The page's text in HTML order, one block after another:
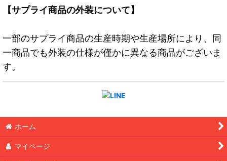
【サプライ商品の外装について】
一部のサプライ商品の生産時期や生産場所により、同
一商品でも外装の仕様が僅かに異なる商品がございま
す。
ホーム
マイページ